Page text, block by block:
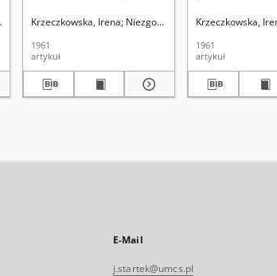
Tadeusz (1910-1988). Redaktor sekcji
Krzeczkowska, Irena Niezgoda, Tadeusz Krwawicz,
1961
artykuł
Krzeczkowska,
1961
artykuł
E-Mail
j.startek@umcs.pl